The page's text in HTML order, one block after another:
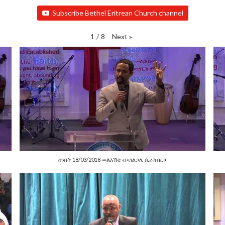
Subscribe Bethel Eritrean Church channel
1 / 8 Next »
ሰንበት 18/03/2018 መልእኽቲ ብኣገልጋሊ ሲራክ በርሀ